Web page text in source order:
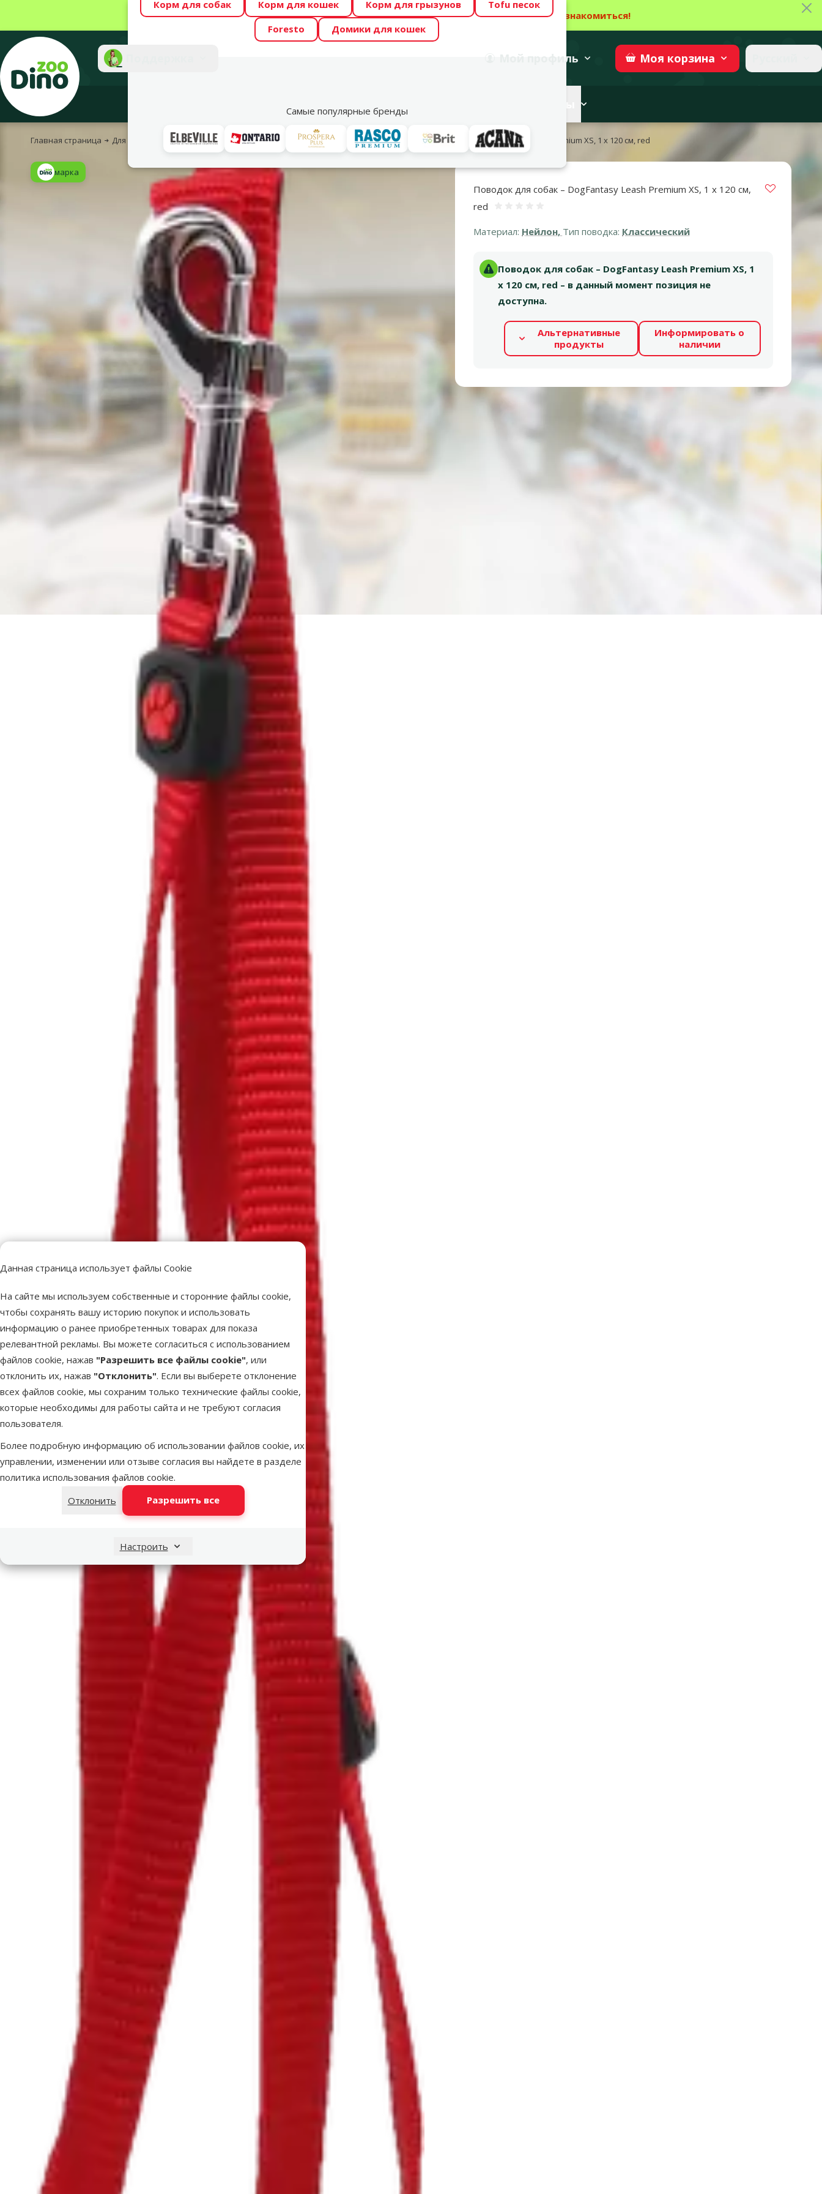
Весь месяц Dino Zoo предлагает отличные цены на ТОП-овые корма! 🍖 → Ознакомиться!
Фотоконкурс “GADA ŪSAIŅI”! Возможно Твой питомец станет звездой 2027 Участвовать
Данная страница использует файлы Cookie
На сайте мы используем собственные и сторонние файлы cookie,
чтобы сохранять вашу историю покупок и использовать
информацию о ранее приобретенных товарах для показа
релевантной рекламы. Вы можете согласиться с использованием
файлов cookie, нажав "Разрешить все файлы cookie", или
отклонить их, нажав "Отклонить". Если вы выберете отклонение
всех файлов cookie, мы сохраним только технические файлы cookie,
которые необходимы для работы сайта и не требуют согласия
пользователя.
Более подробную информацию об использовании файлов cookie, их
управлении, изменении или отзыве согласия вы найдете в разделе
политика использования файлов cookie.
Отклонить
Разрешить все
Настроить
профиль Моя корзина
Корм для собак Корм для кошек Корм для грызунов
Tofu песок
Foresto
Домики для кошек
Самые популярные бренды
Акции
Главная страница Для собак Для прогулок с собакой Поводки Веревочные поводки Поводок для собак DogFantasy Leash Premium XS, 1 x 120 см, red
Поводок для собак – DogFantasy Leash Premium XS, 1 x 120 см,
red
Материал: Нейлон, Тип поводка: Классический
Поводок для собак – DogFantasy Leash Premium XS, 1
x 120 см, red – в данный момент позиция не
доступна.
Альтернативные
продукты
Информировать о
наличии
марка